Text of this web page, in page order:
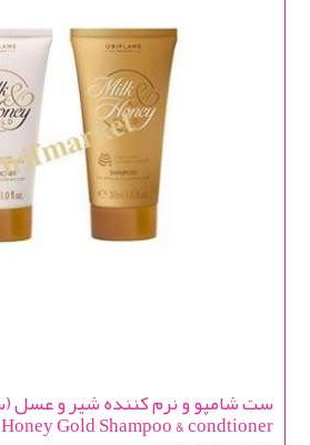
Honey Gold Shampoo & condtioner